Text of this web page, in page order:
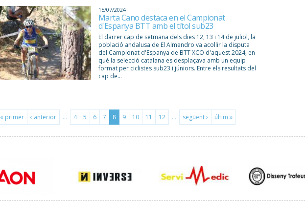
15/07/2024
Marta Cano destaca en el Campionat
d'Espanya BTT amb el títol sub23
El darrer cap de setmana dels dies 12, 13 i 14 de juliol, la
població andalusa de El Almendro va acollir la disputa
del Campionat d'Espanya de BTT XCO d'aquest 2024, en
què la selecció catalana es desplaçava amb un equip
format per ciclistes sub23 i júniors. Entre els resultats del
cap de...
« primer ‹ anterior … 4 5 6 7 8 9 10 11 12 … següent › últim »